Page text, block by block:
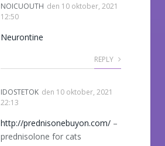
NOICUOUTH den 10 oktober, 2021
12:50
Neurontine
REPLY
IDOSTETOK den 10 oktober, 2021
22:13
http://prednisonebuyon.com/ –
prednisolone for cats